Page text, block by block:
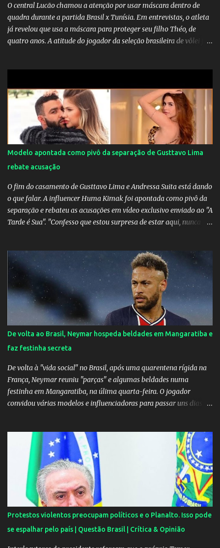
O central Lucão chamou a atenção por usar máscara dentro de
quadra durante a partida Brasil x Tunísia. Em entrevistas, o atleta
já revelou que usa a máscara para proteger seu filho Théo, de
quatro anos. A atitude do jogador da seleção brasileira de vôlei foi
Marta marcou duas vezes, Debinha, Andressa Alves e Bia
Zaneratto foram autoras dos gols. Juliette, embaixadora
‎@Globoplay mandou um xero para as meninas e falou do seu
Modelo apontada como pivô da separação de Gusttavo Lima
rebate acusação
O fim do casamento de Gusttavo Lima e Andressa Suita está dando
o que falar. A influencer Huma Kimak foi apontada como pivô da
separação e rebateu as acusações em vídeo exclusivo enviado ao "A
Tarde é Sua". "Confesso que estou surpresa de estar aqui, nunca
nenhum tipo de contato, nem de fã porque sou fã dele", disse
Huma Kimak. A influencer também contou que recebe diversos
ataques na internet desde a época em que foi contratada para
fazer a divulgação de uma live do Gusttavo Lima em Manaus,
capital do Amazonas. "Fui até o local onde seria o show, divulguei
e no dia seguinte foi feita a live que eu não pude ir, porque estava
me sentindo mal", explicou Huma. A notícia da separação de
Gusttavo Lima e Andressa Suita foi divulgada no dia 9 de outubro.
A relação chegou ao fim após cinco anos e houve rumores de uma
suposta traição do canto...
De volta ao Brasil, Neymar hospeda beldades em Mangaratiba e
faz festinha secreta
De volta à "vida social" no Brasil, após uma quarentena rígida na
França, Neymar reuniu "parças" e algumas beldades numa
festinha em Mangaratiba, na úlima quarta-feira. O jogador
convidou várias modelos e influenciadoras para passar uns dias
dentro do condomínio onde fica a mansão do craque do PSG.
Segundo uma fonte do EXTRA, a festa aconteceu ao som de muito
pagode e um show de Suel e do cantor pernambucano Robinho,
que aparecem num registro no resort, e também de Anchietx. De
Mangaratiba, os cantores ainda seguiram para Campo Grande,
onde se apresentaram numa casa de show no bairro da Zona
Oeste do Rio. As moças foram convidadas por Neymar através das
redes sociais. O jogador faz questão de pagar as estadias delas e
também as passagens. A exigência é sempre a mesma: não postar
ou falar nada sobre. Celulares, aliás, são proibidos nas festas....
Protestos violentos preocupam políticos e o Planalto. Isso pode
se espalhar pelo país | Questão Brasil | Crítica & Opinião